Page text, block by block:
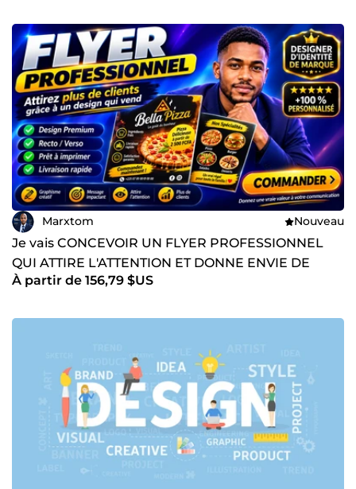
Marxtom Nouveau
Je vais CONCEVOIR UN FLYER PROFESSIONNEL
QUI ATTIRE L'ATTENTION ET DONNE ENVIE DE
PASSER À L'ACTION
À partir de 156,79 $US